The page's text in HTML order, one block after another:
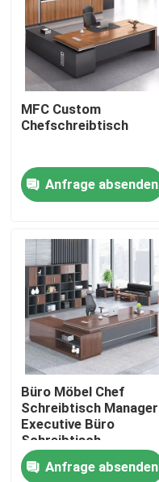
Heim
Produkte
Über uns
Werksbesichtigung
Qualitätskontrolle
MFC Custom
Chefschreibtisch
Anfrage absenden
Büro Möbel Chef
Schreibtisch Manager
Executive Büro
Schreibtisch
Anfrage absenden